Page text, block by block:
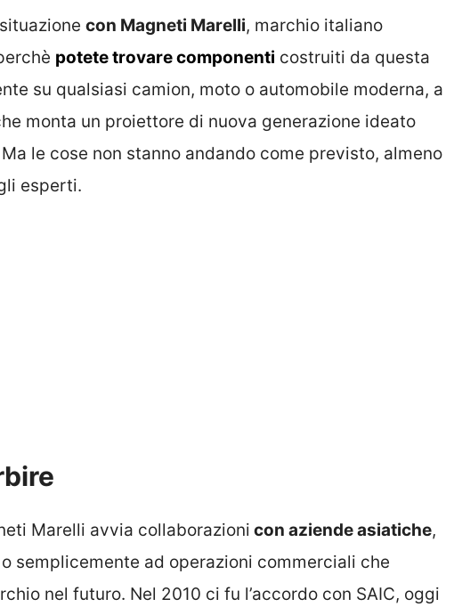
con Magneti Marelli, marchio italiano
potete trovare componenti costruiti da questa
su qualsiasi camion, moto o automobile moderna, a
monta un proiettore di nuova generazione ideato
le cose non stanno andando come previsto, almeno
esperti.
Marelli avvia collaborazioni con aziende asiatiche,
semplicemente ad operazioni commerciali che
nel futuro. Nel 2010 ci fu l’accordo con SAIC, oggi